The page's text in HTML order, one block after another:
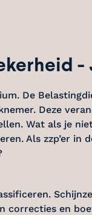
De
Deze
Wat als je
Als zzp’er in
correcties en